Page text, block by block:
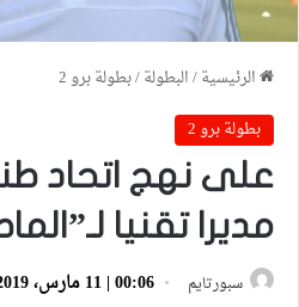
الرئيسية/البطولة/بطولة برو 2
بطولة برو 2
على نهج اتحاد
مديرا تقنيا
سبورتايم 00:06 | 11 مارس، 2019